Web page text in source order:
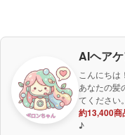
AIヘア
こんにちは
あなたの髪
てください。
約13,400商
♪